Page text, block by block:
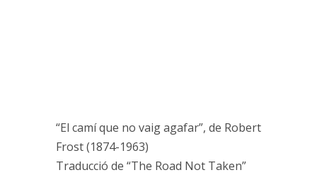
“El camí que no vaig agafar”, de Robert
Frost (1874-1963)
Traducció de “The Road Not Taken”